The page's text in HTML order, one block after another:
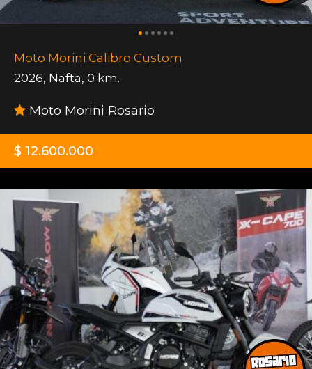
Moto Morini Calibro Custom
2026, Nafta, 0 km.
Moto Morini Rosario
$ 12.600.000